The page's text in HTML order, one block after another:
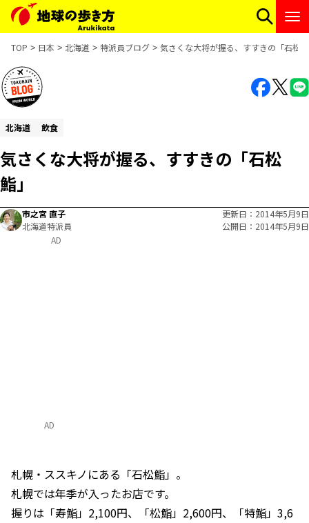
TOP 日本 北海道 特派員ブログ 気さくな大将が握る、すすきの「石松
北海道 飲食
気さくな大将が握る、すすきの「石松
鮨」
市之宮 直子
北海道特派員
更新日
2014年5月9日
公開日
2014年5月9日
AD
札幌・ススキノにある「石松鮨」。
札幌では年季が入ったお店です。
握りは「寿鮨」2,100円、「松鮨」2,600円、「特鮨」3,6
AD